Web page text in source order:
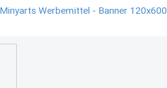
Minyarts Werbemittel - Banner 120x600